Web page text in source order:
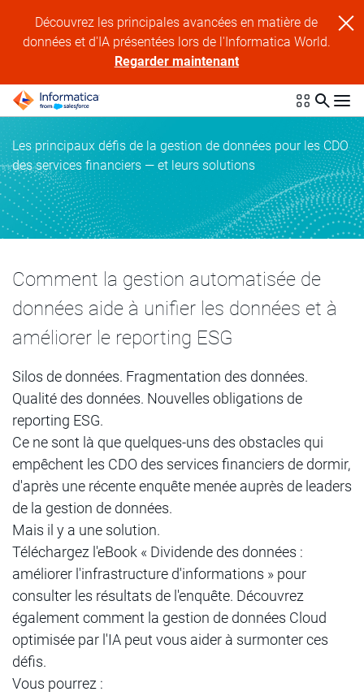
Découvrez les principales avancées en matière de
données et d'IA présentées lors de l'Informatica World.
Regarder maintenant
Les principaux défis de la gestion de données pour les CDO
des services financiers — et leurs solutions
Comment la gestion automatisée de
données aide à unifier les données et à
améliorer le reporting ESG
Silos de données. Fragmentation des données.
Qualité des données. Nouvelles obligations de
reporting ESG.
Ce ne sont là que quelques-uns des obstacles qui
empêchent les CDO des services financiers de dormir,
d'après une récente enquête menée auprès de leaders
de la gestion de données.
Mais il y a une solution.
Téléchargez l'eBook « Dividende des données :
améliorer l'infrastructure d'informations » pour
consulter les résultats de l'enquête. Découvrez
également comment la gestion de données Cloud
optimisée par l'IA peut vous aider à surmonter ces
défis.
Vous pourrez :